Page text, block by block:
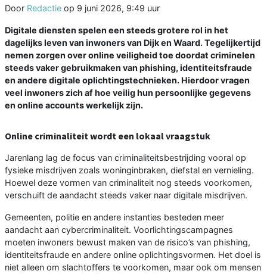
Door Redactie op 9 juni 2026, 9:49 uur
Digitale diensten spelen een steeds grotere rol in het
dagelijks leven van inwoners van Dijk en Waard. Tegelijkertijd
nemen zorgen over online veiligheid toe doordat criminelen
steeds vaker gebruikmaken van phishing, identiteitsfraude
en andere digitale oplichtingstechnieken. Hierdoor vragen
veel inwoners zich af hoe veilig hun persoonlijke gegevens
en online accounts werkelijk zijn.
Online criminaliteit wordt een lokaal vraagstuk
Jarenlang lag de focus van criminaliteitsbestrijding vooral op
fysieke misdrijven zoals woninginbraken, diefstal en vernieling.
Hoewel deze vormen van criminaliteit nog steeds voorkomen,
verschuift de aandacht steeds vaker naar digitale misdrijven.
Gemeenten, politie en andere instanties besteden meer
aandacht aan cybercriminaliteit. Voorlichtingscampagnes
moeten inwoners bewust maken van de risico’s van phishing,
identiteitsfraude en andere online oplichtingsvormen. Het doel is
niet alleen om slachtoffers te voorkomen, maar ook om mensen